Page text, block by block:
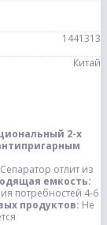
1441313
Китай
2-х
Сепаратор отлит из
емкость:
потребностей 4-6
продуктов: Не